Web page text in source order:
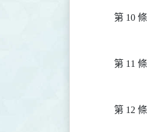
第 10 條
第 11 條
第 12 條